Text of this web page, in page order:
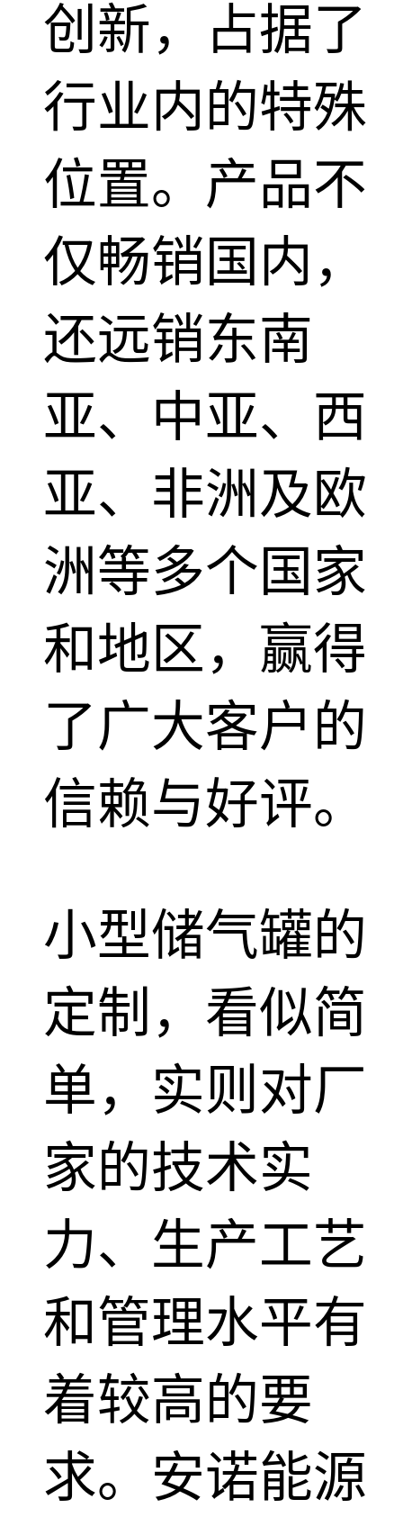
创新，占据了
行业内的特殊
位置。产品不
仅畅销国内，
还远销东南
亚、中亚、西
亚、非洲及欧
洲等多个国家
和地区，赢得
了广大客户的
信赖与好评。
小型储气罐的
定制，看似简
单，实则对厂
家的技术实
力、生产工艺
和管理水平有
着较高的要
求。安诺能源